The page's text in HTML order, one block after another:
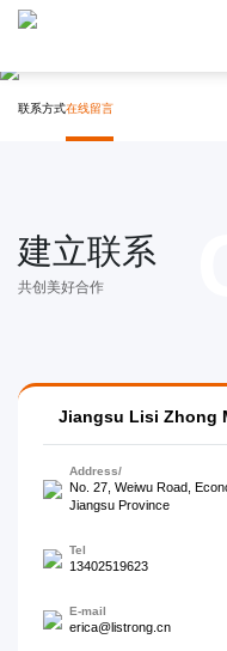
联系我们
联系方式在线留言
建立联系
共创美好合作
Jiangsu Lisi Zhong
Address/
No. 27, Weiwu Road,
Jiangsu Province
Tel
13402519623
E-mail
erica@listrong.cn